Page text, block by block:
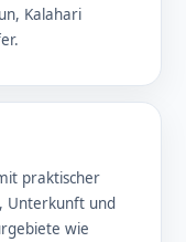
Kalahari
praktischer
Unterkunft und
wie